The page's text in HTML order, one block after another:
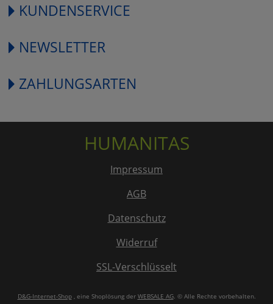
KUNDENSERVICE
NEWSLETTER
ZAHLUNGSARTEN
HUMANITAS
Impressum
AGB
Datenschutz
Widerruf
SSL-Verschlüsselt
D&G-Internet-Shop, eine Shoplösung der WEBSALE AG. © Alle Rechte vorbehalten.